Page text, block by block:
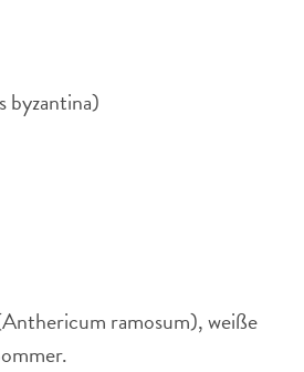
byzantina)
ramosum), weiße